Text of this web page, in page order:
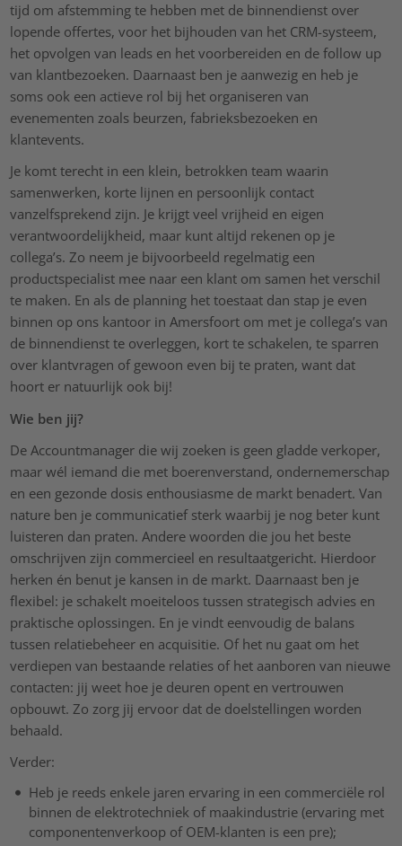
tijd om afstemming te hebben met de binnendienst over
lopende offertes, voor het bijhouden van het CRM-systeem,
het opvolgen van leads en het voorbereiden en de follow up
van klantbezoeken. Daarnaast ben je aanwezig en heb je
soms ook een actieve rol bij het organiseren van
evenementen zoals beurzen, fabrieksbezoeken en
klantevents.
Je komt terecht in een klein, betrokken team waarin
samenwerken, korte lijnen en persoonlijk contact
vanzelfsprekend zijn. Je krijgt veel vrijheid en eigen
verantwoordelijkheid, maar kunt altijd rekenen op je
collega’s. Zo neem je bijvoorbeeld regelmatig een
productspecialist mee naar een klant om samen het verschil
te maken. En als de planning het toestaat dan stap je even
binnen op ons kantoor in Amersfoort om met je collega’s van
de binnendienst te overleggen, kort te schakelen, te sparren
over klantvragen of gewoon even bij te praten, want dat
hoort er natuurlijk ook bij!
Wie ben jij?
De Accountmanager die wij zoeken is geen gladde verkoper,
maar wél iemand die met boerenverstand, ondernemerschap
en een gezonde dosis enthousiasme de markt benadert. Van
nature ben je communicatief sterk waarbij je nog beter kunt
luisteren dan praten. Andere woorden die jou het beste
omschrijven zijn commercieel en resultaatgericht. Hierdoor
herken én benut je kansen in de markt. Daarnaast ben je
flexibel: je schakelt moeiteloos tussen strategisch advies en
praktische oplossingen. En je vindt eenvoudig de balans
tussen relatiebeheer en acquisitie. Of het nu gaat om het
verdiepen van bestaande relaties of het aanboren van nieuwe
contacten: jij weet hoe je deuren opent en vertrouwen
opbouwt. Zo zorg jij ervoor dat de doelstellingen worden
behaald.
Verder:
Heb je reeds enkele jaren ervaring in een commerciële rol
binnen de elektrotechniek of maakindustrie (ervaring met
componentenverkoop of OEM-klanten is een pre);